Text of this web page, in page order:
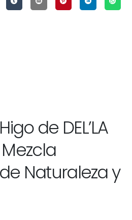
de DEL’LA
Naturaleza y